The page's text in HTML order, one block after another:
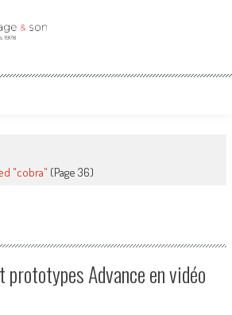
"cobra" (Page 36)
prototypes Advance en vidéo